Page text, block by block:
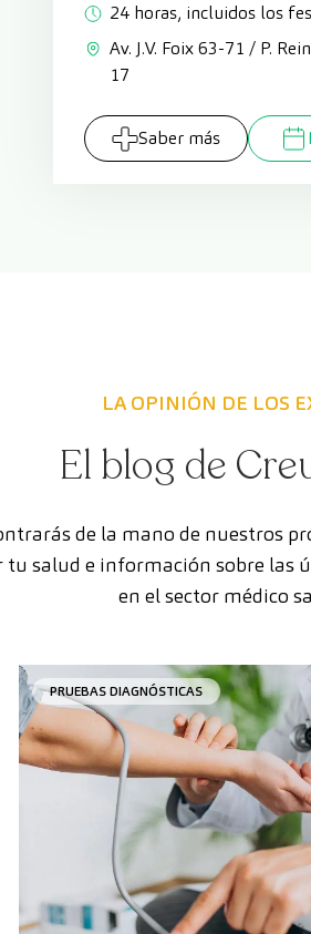
24 horas, incluidos los
Av. J.V. Foix 63-71 / P.
17
Saber más
LA OPINIÓN DE LOS
El blog de
de la mano de nuestros
tu salud e información sobre las
en el sector médico
PRUEBAS DIAGNÓSTICAS